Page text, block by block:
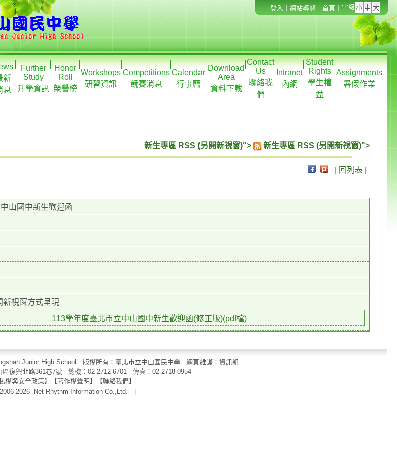
登入 網站導覽 首頁 字級
新
息
Further
Study
升學資訊
Honor
Roll
榮譽榜
Workshops
研習資訊
Competitions
競賽消息
Calendar
行事曆
Download
Area
資料下載
Contact
Us
聯絡我
們
Intranet
內網
Student
Rights
學生權
益
Assignments
暑假作業
新生專區 RSS (另開新視窗)"> 新生專區 RSS (另開新視窗)">
回列表
山國中新生歡迎函
新視窗方式呈現
113學年度臺北市立中山國中新生歡迎函(修正版)(pdf檔)
Junior High School 版權所有：臺北市立中山國民中學 網頁維護：資訊組
區復興北路361巷7號 總機：02-2712-6701 傳真： 02-2718-0954
權與安全政策】【著作權聲明 】 【聯絡我們 】
2026
Net Rhythm Information Co.,Ltd.